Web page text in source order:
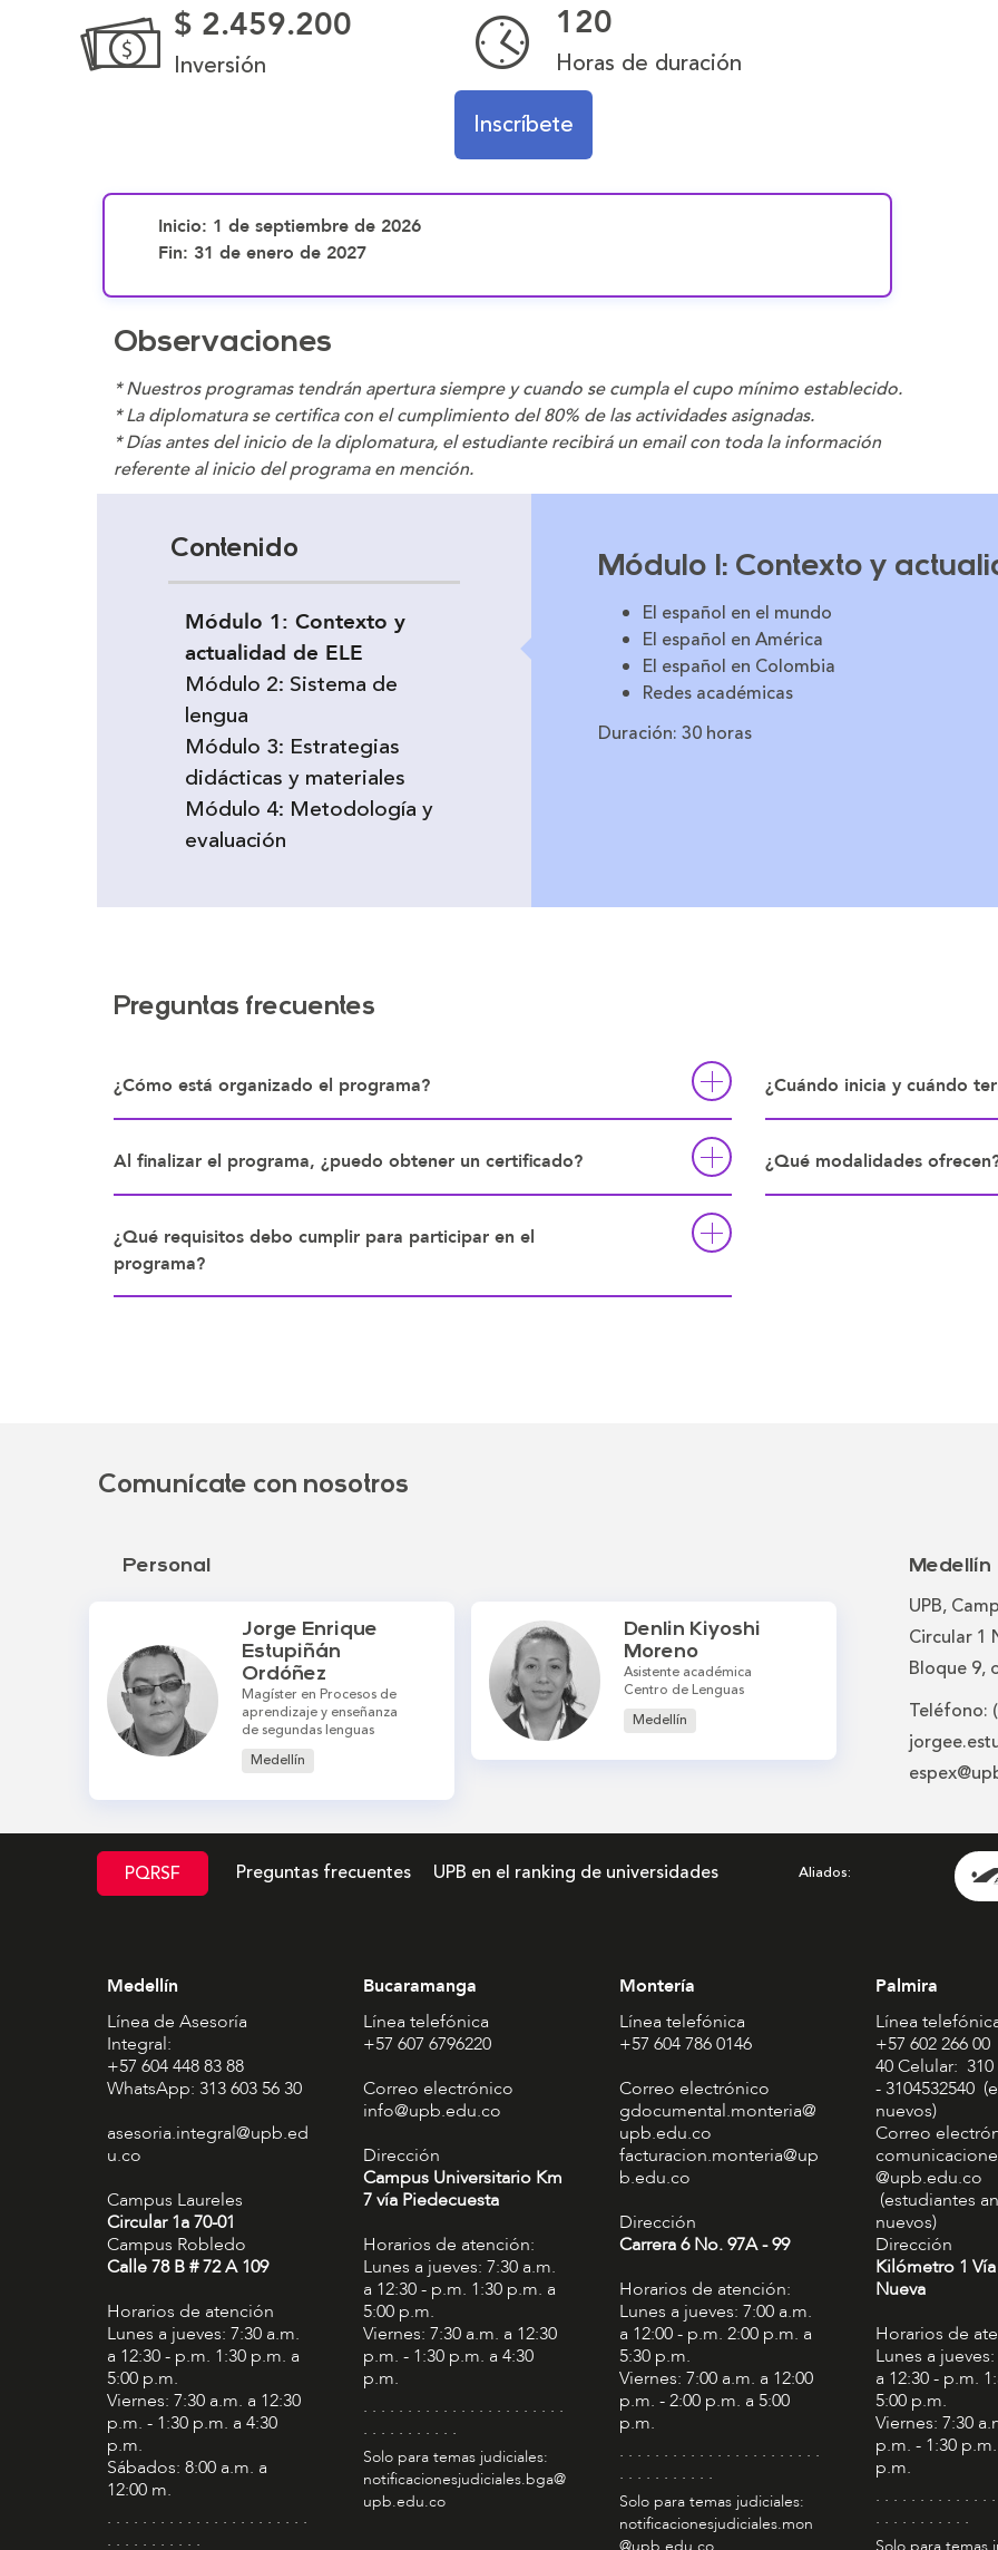
$ 2.459.200
Inversión
120
Horas de duración
Inscríbete
Inicio: 1 de septiembre de 2026
Fin: 31 de enero de 2027
Observaciones
* Nuestros programas tendrán apertura siempre y cuando se cumpla el cupo mínimo establecido.
* La diplomatura se certifica con el cumplimiento del 80% de las actividades asignadas.
* Días antes del inicio de la diplomatura, el estudiante recibirá un email con toda la información
referente al inicio del programa en mención.
Contenido
Módulo 1: Contexto y
actualidad de ELE
Módulo 2: Sistema de
lengua
Módulo 3: Estrategias
didácticas y materiales
Módulo 4: Metodología y
evaluación
Módulo 1: Contexto y
El español en el mundo
El español en América
El español en Colombia
Redes académicas
Duración: 30 horas
Preguntas frecuentes
¿Cómo está organizado el programa?
Al finalizar el programa, ¿puedo obtener un certificado?
¿Qué requisitos debo cumplir para participar en el
programa?
¿Cuándo inicia y cuándo
¿Qué modalidades
Comunícate con nosotros
Personal
Jorge Enrique
Estupiñán
Ordóñez
Magíster en Procesos de
aprendizaje y enseñanza
de segundas lenguas
Medellín
Denlin Kiyoshi
Moreno
Asistente académica
Centro de Lenguas
Medellín
Medellín
UPB,
Circular 1
Bloque 9,
Teléfono:
PQRSF Preguntas frecuentes UPB en el ranking de universidades Aliados
Medellín
Línea de Asesoría
Integral:
+57 604 448 83 88
WhatsApp: 313 603 56 30
asesoria.integral@upb.ed
u.co
Campus Laureles
Circular 1a 70-01
Campus Robledo
Calle 78 B # 72 A 109
Horarios de atención
Lunes a jueves: 7:30 a.m.
a 12:30 - p.m. 1:30 p.m. a
5:00 p.m.
Viernes: 7:30 a.m. a 12:30
p.m. - 1:30 p.m. a 4:30
p.m.
Sábados: 8:00 a.m. a
12:00 m.
. . . . . . . . . . . . . . . . . . . . . . .
. . . . . . . . . . .
Bucaramanga
Línea telefónica
+57 607 6796220
Correo electrónico
info@upb.edu.co
Dirección
Campus Universitario Km
7 vía Piedecuesta
Horarios de atención:
Lunes a jueves: 7:30 a.m.
a 12:30 - p.m. 1:30 p.m. a
5:00 p.m.
Viernes: 7:30 a.m. a 12:30
p.m. - 1:30 p.m. a 4:30
p.m.
. . . . . . . . . . . . . . . . . . . . . . .
. . . . . . . . . . .
Solo para temas judiciales:
notificacionesjudiciales.bga@
upb.edu.co
Montería
Línea telefónica
+57 604 786 0146
Correo electrónico
gdocumental.monteria@
upb.edu.co
facturacion.monteria@up
b.edu.co
Dirección
Carrera 6 No. 97A - 99​
Horarios de atención:
Lunes a jueves: 7:00 a.m.
a 12:00 - p.m. 2:00 p.m. a
5:30 p.m.
Viernes: 7:00 a.m. a 12:00
p.m. - 2:00 p.m. a 5:00
p.m.
. . . . . . . . . . . . . . . . . . . . . . .
. . . . . . . . . . .
Solo para temas judiciales:
notificacionesjudiciales.mon
Palmira
Línea
+57 602 266 00
40 Celular: 310
- 3104532540
nuevos)
Correo
@upb.edu.co
(estudiantes
nuevos)
Dirección
Kilómetro 1
Nueva
Horarios de
Lunes a
a 12:30 - p.m.
5:00 p.m.
Viernes: 7:30
p.m. - 1:30
p.m.
. . . . . . . . . . . . .
. . . . . . . . . . .